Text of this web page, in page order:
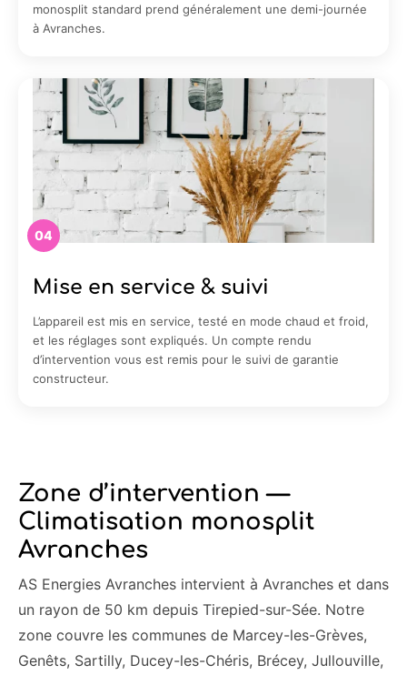
monosplit standard prend généralement une demi-journée
à Avranches.
04
Mise en service & suivi
L’appareil est mis en service, testé en mode chaud et froid,
et les réglages sont expliqués. Un compte rendu
d’intervention vous est remis pour le suivi de garantie
constructeur.
Zone d’intervention —
Climatisation monosplit
Avranches
AS Energies Avranches intervient à Avranches et dans
un rayon de 50 km depuis Tirepied-sur-Sée. Notre
zone couvre les communes de Marcey-les-Grèves,
Genêts, Sartilly, Ducey-les-Chéris, Brécey, Jullouville,